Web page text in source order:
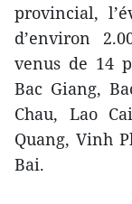
provincial,
d’environ
venus de 14
Bac Giang,
Chau, Lao
Quang, Vinh
Bai.